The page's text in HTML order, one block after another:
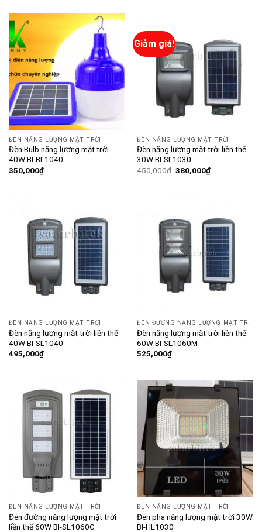
ĐÈN NĂNG LƯỢNG MẶT TRỜI
Đèn Bulb năng lượng mặt trời
40W BI-BL1040
350,000₫
Giảm giá!
ĐÈN NĂNG LƯỢNG MẶT TRỜI
Đèn năng lượng mặt trời liền thể
30W BI-SL1030
450,000₫ 380,000₫
ĐÈN NĂNG LƯỢNG MẶT TRỜI
Đèn năng lượng mặt trời liền thể
40W BI-SL1040
495,000₫
ĐÈN ĐƯỜNG NĂNG LƯỢNG MẶT TRỜI
Đèn năng lượng mặt trời liền thể
60W BI-SL1060M
525,000₫
ĐÈN NĂNG LƯỢNG MẶT TRỜI
Đèn đường năng lượng mặt trời
liền thể 60W BI-SL1060C
ĐÈN NĂNG LƯỢNG MẶT TRỜI
Đèn pha năng lượng mặt trời 30W
BI-HL1030